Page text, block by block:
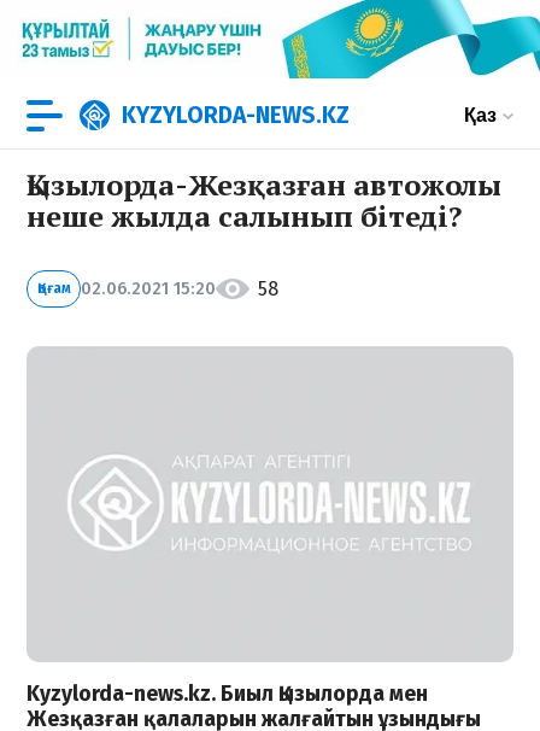
KYZYLORDA-NEWS.KZ Қаз
Қызылорда-Жезқазған автожолы
неше жылда салынып бітеді?
Қоғам 02.06.2021 15:20 58
Kyzylorda-news.kz. Биыл Қызылорда мен
Жезқазған қалаларын жалғайтын ұзындығы